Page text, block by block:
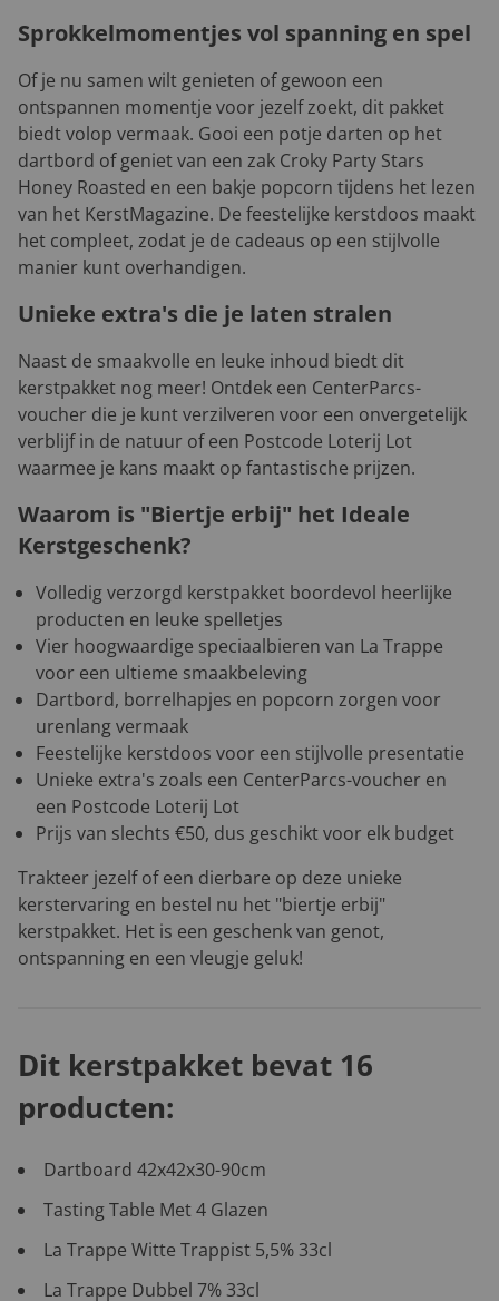
Sprokkelmomentjes vol spanning en spel
Of je nu samen wilt genieten of gewoon een
ontspannen momentje voor jezelf zoekt, dit pakket
biedt volop vermaak. Gooi een potje darten op het
dartbord of geniet van een zak Croky Party Stars
Honey Roasted en een bakje popcorn tijdens het lezen
van het KerstMagazine. De feestelijke kerstdoos maakt
het compleet, zodat je de cadeaus op een stijlvolle
manier kunt overhandigen.
Unieke extra's die je laten stralen
Naast de smaakvolle en leuke inhoud biedt dit
kerstpakket nog meer! Ontdek een CenterParcs-
voucher die je kunt verzilveren voor een onvergetelijk
verblijf in de natuur of een Postcode Loterij Lot
waarmee je kans maakt op fantastische prijzen.
Waarom is "Biertje erbij" het Ideale
Kerstgeschenk?
Volledig verzorgd kerstpakket boordevol heerlijke
producten en leuke spelletjes
Vier hoogwaardige speciaalbieren van La Trappe
voor een ultieme smaakbeleving
Dartbord, borrelhapjes en popcorn zorgen voor
urenlang vermaak
Feestelijke kerstdoos voor een stijlvolle presentatie
Unieke extra's zoals een CenterParcs-voucher en
een Postcode Loterij Lot
Prijs van slechts €50, dus geschikt voor elk budget
Trakteer jezelf of een dierbare op deze unieke
kerstervaring en bestel nu het "biertje erbij"
kerstpakket. Het is een geschenk van genot,
ontspanning en een vleugje geluk!
Dit kerstpakket bevat 16
producten:
Dartboard 42x42x30-90cm
Tasting Table Met 4 Glazen
La Trappe Witte Trappist 5,5% 33cl
La Trappe Dubbel 7% 33cl